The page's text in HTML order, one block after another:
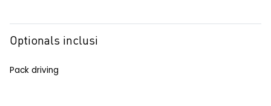
Airbag laterali a tendina anteriori e posteriori
Optionals inclusi
Pack driving